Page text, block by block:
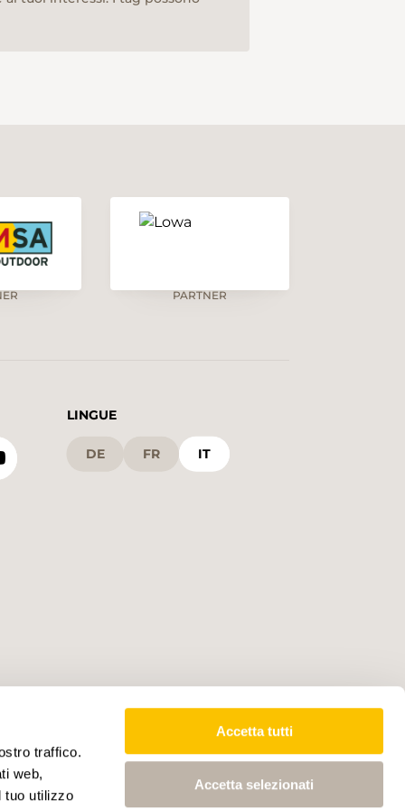
traffico.
web,
tuo utilizzo
Accetta tutti
Accetta selezionati
PARTNER
LINGUE
DE FR IT